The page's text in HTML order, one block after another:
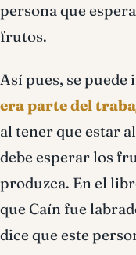
persona que
frutos.
Así pues, se puede
era parte del
al tener que estar
debe esperar los
produzca. En el
que Caín fue
dice que este